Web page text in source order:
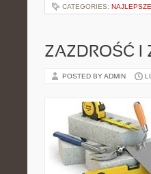
CATEGORIES:
ZAZDROŚĆ I
POSTED BY ADMIN